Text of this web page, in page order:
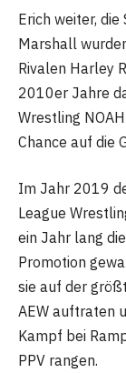
Erich weiter, die
Marshall
Rivalen Harley
2010er Jahre
Wrestling
Chance auf die
Im Jahr 2019
League
ein Jahr lang
Promotion
sie auf der
AEW auftraten
Kampf bei
PPV rangen.